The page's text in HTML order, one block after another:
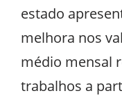
estado
melhora nos
médio mensal
trabalhos a